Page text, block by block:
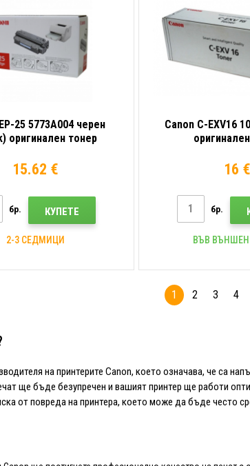
25 5773A004 черен
оригинален тонер
15.62 €
бр. КУПЕТЕ
2-3 СЕДМИЦИ
Canon C-EXV16
16 €
бр.
ВЪВ
1 2 3 4
на принтерите Canon, което означава, че са
ще бъде безупречен и вашият принтер ще работи
от повреда на принтера, което може да бъде често